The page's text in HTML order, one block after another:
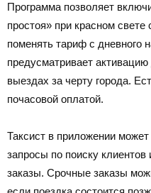
Программа позволяет
простоя» при красном
поменять тариф с дневного
предусматривает
выездах за черту города.
почасовой оплатой.
Таксист в приложении
запросы по поиску
заказы. Срочные заказы